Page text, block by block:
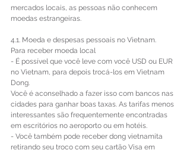
mercados locais, as pessoas não conhecem
moedas estrangeiras.
4.1. Moeda e despesas pessoais no Vietnam.
Para receber moeda local
- É possível que você leve com você USD ou EUR
no Vietnam, para depois trocá-los em Vietnam
Dong.
Você é aconselhado a fazer isso com bancos nas
cidades para ganhar boas taxas. As tarifas menos
interessantes são frequentemente encontradas
em escritórios no aeroporto ou em hotéis.
- Você também pode receber dong vietnamita
retirando seu troco com seu cartão Visa em